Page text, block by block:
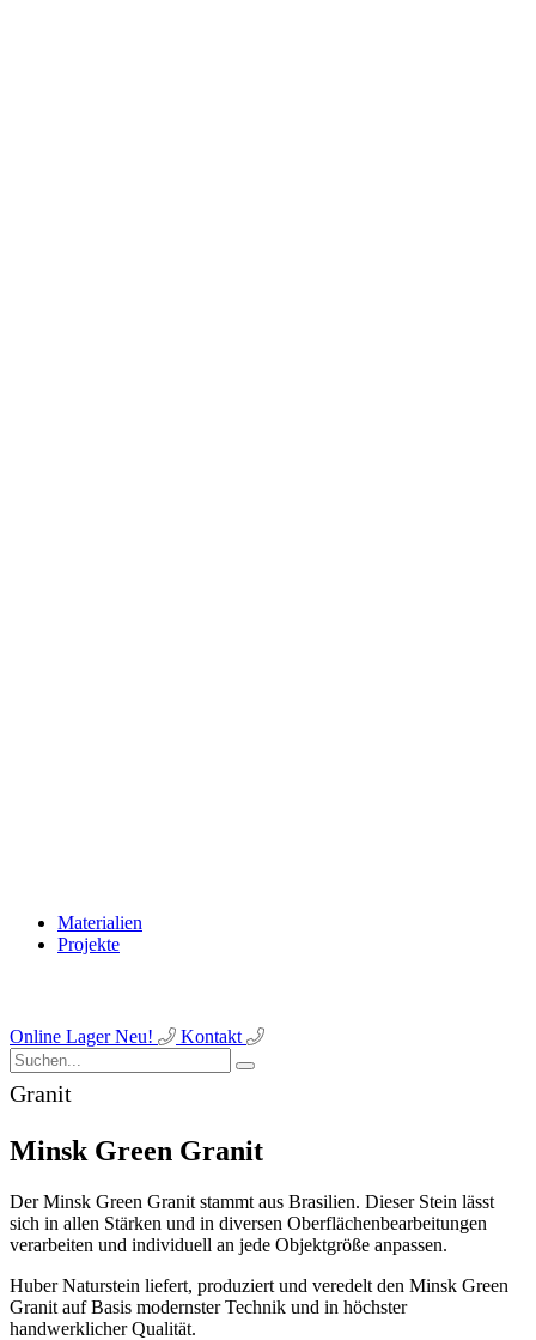
Materialien
Projekte
Online LagerNeu! Kontakt
Granit
Minsk Green Granit
Der Minsk Green Granit stammt aus Brasilien. Dieser Stein lässt
sich in allen Stärken und in diversen Oberflächenbearbeitungen
verarbeiten und individuell an jede Objektgröße anpassen.
Huber Naturstein liefert, produziert und veredelt den Minsk Green
Granit auf Basis modernster Technik und in höchster
handwerklicher Qualität.